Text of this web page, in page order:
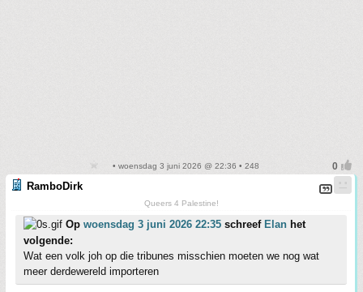
• woensdag 3 juni 2026 @ 22:36 • 248
RamboDirk
Queers 4 Palestine!
Op woensdag 3 juni 2026 22:35 schreef Elan het
volgende:
Wat een volk joh op die tribunes misschien moeten we nog wat
meer derdewereld importeren